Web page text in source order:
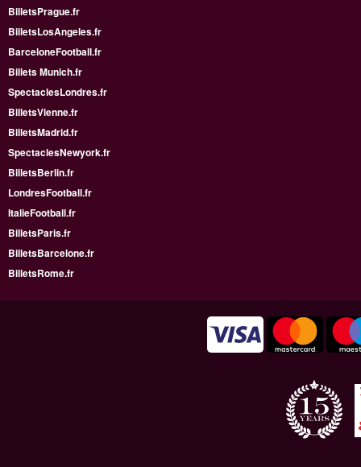
BilletsPrague.fr
BilletsLosAngeles.fr
BarceloneFootball.fr
Billets Munich.fr
SpectaclesLondres.fr
BilletsVienne.fr
BilletsMadrid.fr
SpectaclesNewyork.fr
BilletsBerlin.fr
LondresFootball.fr
ItalieFootball.fr
BilletsParis.fr
BilletsBarcelone.fr
BilletsRome.fr